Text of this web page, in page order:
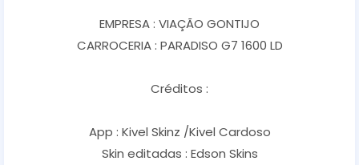
EMPRESA : VIAÇÃO GONTIJO
CARROCERIA : PARADISO G7 1600 LD
Créditos :
App : Kivel Skinz /Kivel Cardoso
Skin editadas : Edson Skins